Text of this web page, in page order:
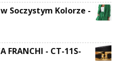
Soczystym Kolorze -
FRANCHI - CT-11S-